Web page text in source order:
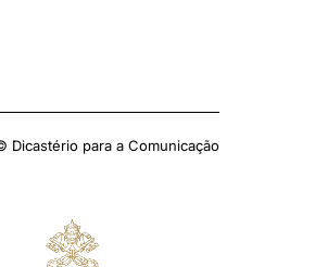
Dicastério para a Comunicação